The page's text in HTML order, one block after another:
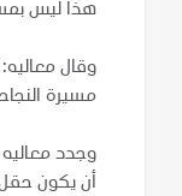
هذا ليس
وقال
مسيرة
وجدد
أن يكون حقل